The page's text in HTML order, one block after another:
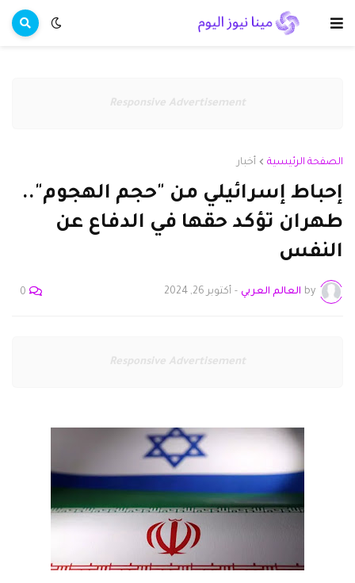
Responsive Advertisement
الصفحة الرئيسية أخبار
إحباط إسرائيلي من "حجم الهجوم"..
طهران تؤكد حقها في الدفاع عن
النفس
by العالم العربي - أكتوبر 26, 2024 0
Responsive Advertisement